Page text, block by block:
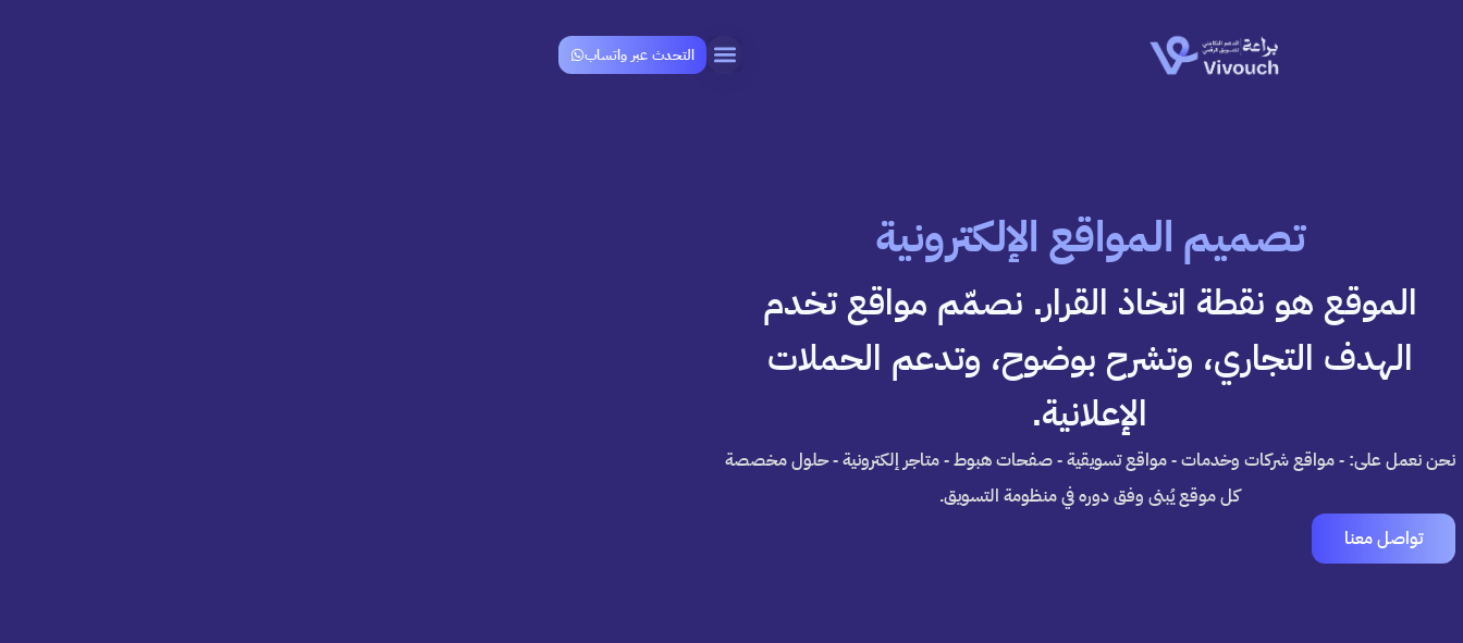
التحدث عبر واتساب
تصميم المواقع الإلكترونية
الموقع هو نقطة اتخاذ القرار. نصمّم مواقع تخدم
الهدف التجاري، وتشرح بوضوح، وتدعم الحملات
الإعلانية.
نحن نعمل على: - مواقع شركات وخدمات - مواقع تسويقية - صفحات هبوط - متاجر إلكترونية - حلول مخصصة
كل موقع يُبنى وفق دوره في منظومة التسويق.
تواصل معنا